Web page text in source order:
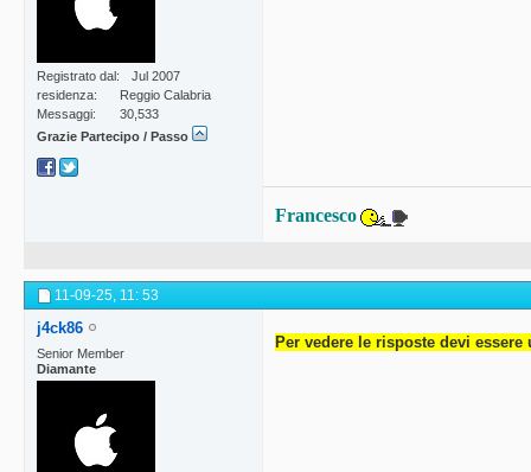
Registrato dal
Jul 2007
residenza
Reggio Calabria
Messaggi
30,533
Grazie Partecipo / Passo
Francesco
11-09-25, 11: 53
j4ck86
Senior Member
Diamante
Per vedere le risposte devi essere